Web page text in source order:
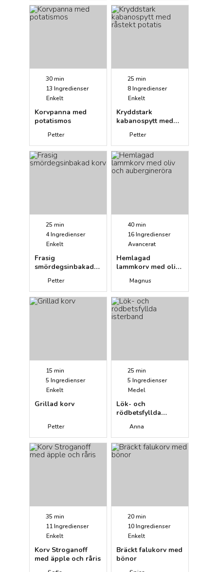
30 min
13 Ingredienser
Enkelt
Korvpanna med
potatismos
Petter
25 min
8Ingredienser
Enkelt
Kryddstark
kabanospytt med
Petter
25 min
4Ingredienser
Enkelt
Frasig
smördegsinbakad
Petter
40 min
16Ingredienser
Avancerat
Hemlagad
lammkorv med oliv
Magnus
15 min
5 Ingredienser
Enkelt
Grillad korv
Petter
25 min
5 Ingredienser
Medel
Lök- och
rödbetsfyllda
Anna
35 min
11Ingredienser
Enkelt
Korv Stroganoff
med äpple och råris
20 min
10Ingredienser
Enkelt
Bräckt falukorv med
bönor